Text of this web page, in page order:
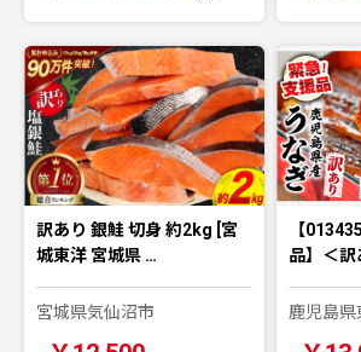
訳あり 銀鮭 切身 約2kg [宮
城東洋 宮城県 …
宮城県気仙沼市
【
品】＜
鹿児島県